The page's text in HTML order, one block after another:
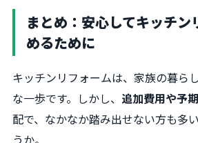
まとめ：安心してキッチン
めるために
キッチンリフォームは、家族の暮ら
な一歩です。しかし、 追加費用や予
配で、なかなか踏み出せない方も多
うか。